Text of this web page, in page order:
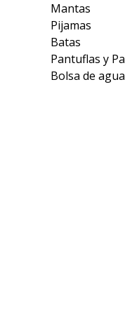
Mantas
Pijamas
Batas
Pantuflas y
Bolsa de